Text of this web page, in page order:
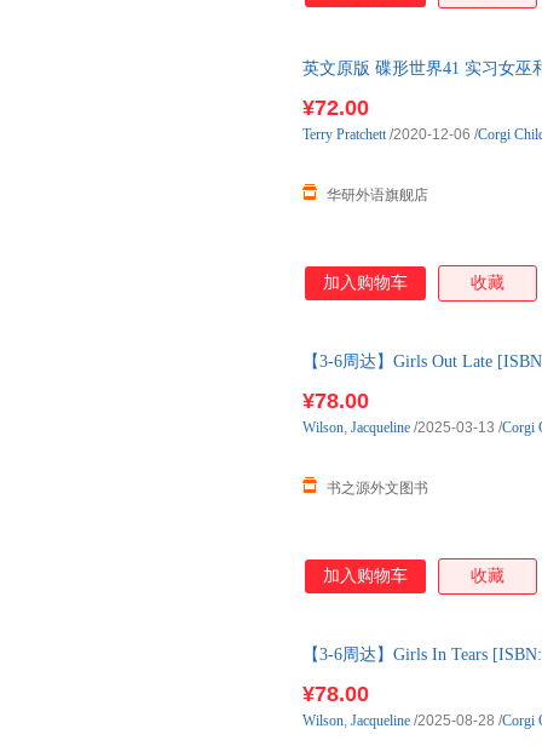
英文原版 碟形世界41 实习女巫
¥72.00
华研外语旗舰店
Terry Pratchett/2020-12-06 /Corgi
加入购物车 收藏
【3-6周达】Girls Out Late
¥78.00
书之源外文图书
Wilson, Jacqueline /2025-03-13 /Corgi
加入购物车 收藏
【3-6周达】Girls In Tears
¥78.00
Wilson, Jacqueline /2025-08-28 /Corgi